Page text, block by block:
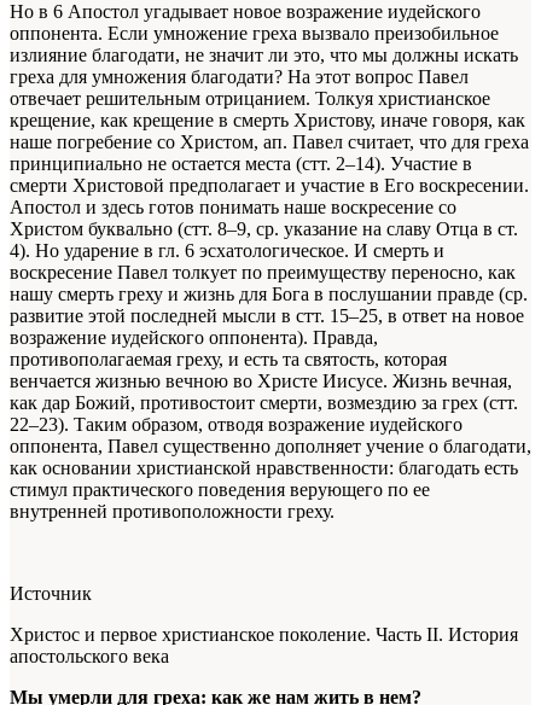
Но в 6 Апостол угадывает новое возражение иудейского
оппонента. Если умножение греха вызвало преизобильное
излияние благодати, не значит ли это, что мы должны искать
греха для умножения благодати? На этот вопрос Павел
отвечает решительным отрицанием. Толкуя христианское
крещение, как крещение в смерть Христову, иначе говоря, как
наше погребение со Христом, ап. Павел считает, что для греха
принципиально не остается места (стт. 2–14). Участие в
смерти Христовой предполагает и участие в Его воскресении.
Апостол и здесь готов понимать наше воскресение со
Христом буквально (стт. 8–9, ср. указание на славу Отца в ст.
4). Но ударение в гл. 6 эсхатологическое. И смерть и
воскресение Павел толкует по преимуществу переносно, как
нашу смерть греху и жизнь для Бога в послушании правде (ср.
развитие этой последней мысли в стт. 15–25, в ответ на новое
возражение иудейского оппонента). Правда,
противополагаемая греху, и есть та святость, которая
венчается жизнью вечною во Христе Иисусе. Жизнь вечная,
как дар Божий, противостоит смерти, возмездию за грех (стт.
22–23). Таким образом, отводя возражение иудейского
оппонента, Павел существенно дополняет учение о благодати,
как основании христианской нравственности: благодать есть
стимул практического поведения верующего по ее
внутренней противоположности греху.
Источник
Христос и первое христианское поколение. Часть II. История
апостольского века
Мы умерли для греха: как же нам жить в нем?